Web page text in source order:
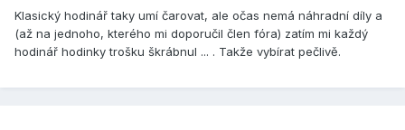
Klasický hodinář taky umí čarovat, ale očas nemá náhradní díly a
(až na jednoho, kterého mi doporučil člen fóra) zatím mi každý
hodinář hodinky trošku škrábnul ... . Takže vybírat pečlivě.